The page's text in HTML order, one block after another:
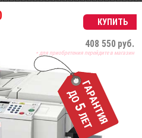
КУПИТЬ
408 550 руб.
* для приобретения перейдите в магазин